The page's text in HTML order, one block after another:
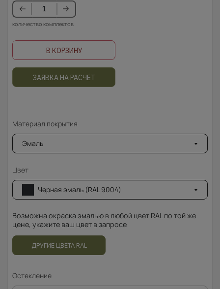
количество комплектов
В КОРЗИНУ
ЗАЯВКА НА РАСЧЁТ
Материал покрытия
Эмаль
Цвет
Черная эмаль (RAL 9004)
Возможна окраска эмалью в любой цвет RAL по той же
цене, укажите ваш цвет в запросе
ДРУГИЕ ЦВЕТА RAL
Остекление